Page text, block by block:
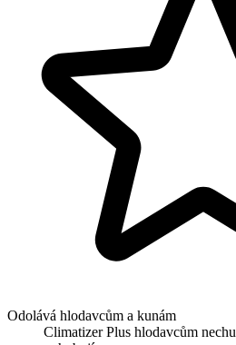
Odolává hlodavcům a kunám
Climatizer Plus hlodavcům